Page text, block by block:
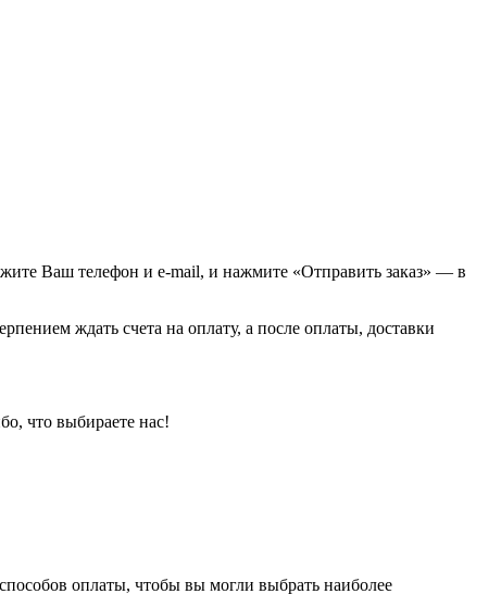
Ваш телефон и e-mail, и нажмите «Отправить заказ» — в
ждать счета на оплату, а после оплаты, доставки
что выбираете нас!
оплаты, чтобы вы могли выбрать наиболее